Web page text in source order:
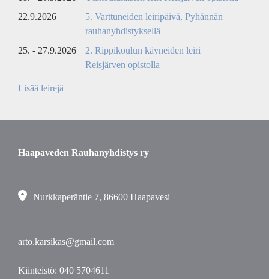
22.9.2026
5. Varttuneiden leiripäivä, Pyhännän
rauhanyhdistyksellä
25. - 27.9.2026
2. Rippikoulun käyneiden leiri
Reisjärven opistolla
Lisää leirejä
Haapaveden Rauhanyhdistys ry
Nurkkaperäntie 7, 86600 Haapavesi
arto.karsikas@gmail.com
Kiinteistö: 040 5704611